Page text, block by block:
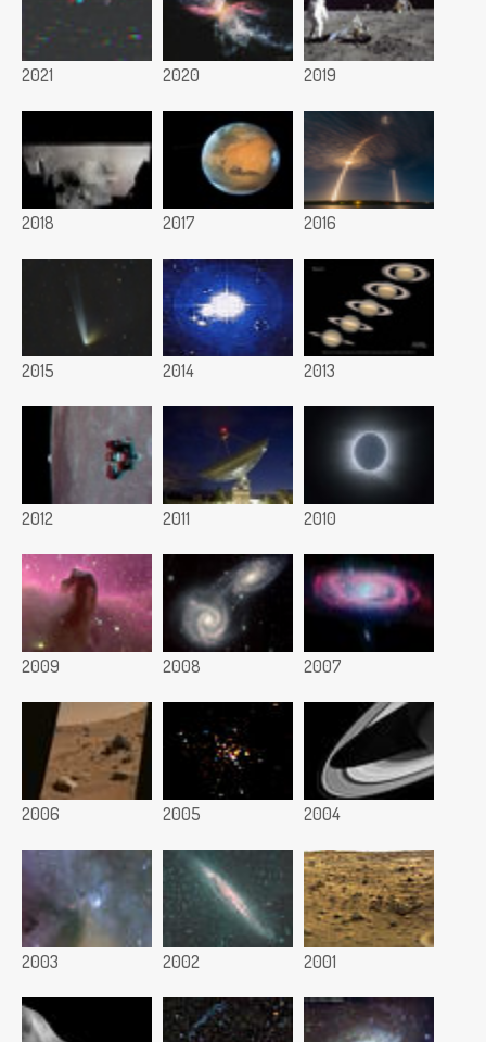
2021 2020 2019
2018 2017 2016
2015 2014 2013
2012 2011 2010
2009 2008 2007
2006 2005 2004
2003 2002 2001